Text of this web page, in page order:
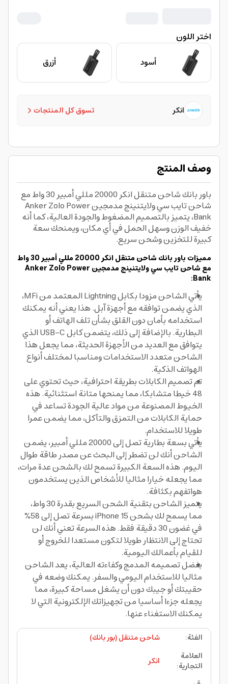
اختر اللون
أسود أزرق
تسوق كل المنتجات انكر
وصف المنتج
باور بانك شاحن متنقل انكر 20000​ مللي أمبير 30 واط مع
شاحن تايب سي ولايتنينج مدمجين Anker Zolo Power
Bank، يتميز بالتصميم المضغوط والجودة العالية، كما أنه
خفيف الوزن وسهل الحمل في أي مكان، ويمنحك سعة
كبيرة للتخزين وشحن سريع.
مميزات باور بانك شاحن متنقل انكر 20000​ مللي أمبير 30 واط
مع شاحن تايب سي ولايتنينج مدمجين Anker Zolo Power
Bank:
يأتي الشاحن مزودا بكابل Lightning المعتمد من MFi،
الذي يضمن توافقه مع أجهزة آبل. هذا يعني أنه يمكنك
استخدامه بأمان دون القلق بشأن تلف الهاتف أو
البطارية. بالإضافة إلى ذلك، يتضمن كابل USB-C الذي
يتوافق مع العديد من الأجهزة الحديثة، مما يجعل هذا
الشاحن متعدد الاستخدامات ومناسبا لمختلف أنواع
الهواتف الذكية.
تم تصميم الكابلات بطريقة احترافية، حيث تحتوي على
48 خيطا متشابكا، مما يمنحها متانة استثنائية. هذه
الخيوط المصنوعة من مواد عالية الجودة تساعد في
حماية الكابلات من التمزق والتآكل، مما يضمن عمرا
طويلا للاستخدام.
يأتي بسعة بطارية تصل إلى 20000 مللي أمبير، يضمن
الشاحن أنك لن تضطر إلى البحث عن مصدر طاقة طوال
اليوم. هذه السعة الكبيرة تسمح لك بالشحن عدة مرات،
مما يجعله خيارا مثاليا للأشخاص الذين يستخدمون
هواتفهم بكثافة.
يتميز الشاحن بتقنية الشحن السريع بقدرة 30 واط،
مما يسمح لك بشحن iPhone 15 بسرعة تصل إلى 58%
في غضون 30 دقيقة فقط. هذه السرعة تعني أنك لن
تحتاج إلى الانتظار طويلا لتكون مستعدا للخروج أو
للقيام بأعمالك اليومية.
بفضل تصميمه المدمج وكفاءته العالية، يعد الشاحن
مثاليا للاستخدام اليومي والسفر. يمكنك وضعه في
حقيبتك أو جيبك دون أن يشغل مساحة كبيرة، مما
يجعله جزءا أساسيا من تجهيزاتك الإلكترونية التي لا
يمكنك الاستغناء عنها.
الفئة:
شاحن متنقل (بور بانك)
العلامة
التجارية:
انكر